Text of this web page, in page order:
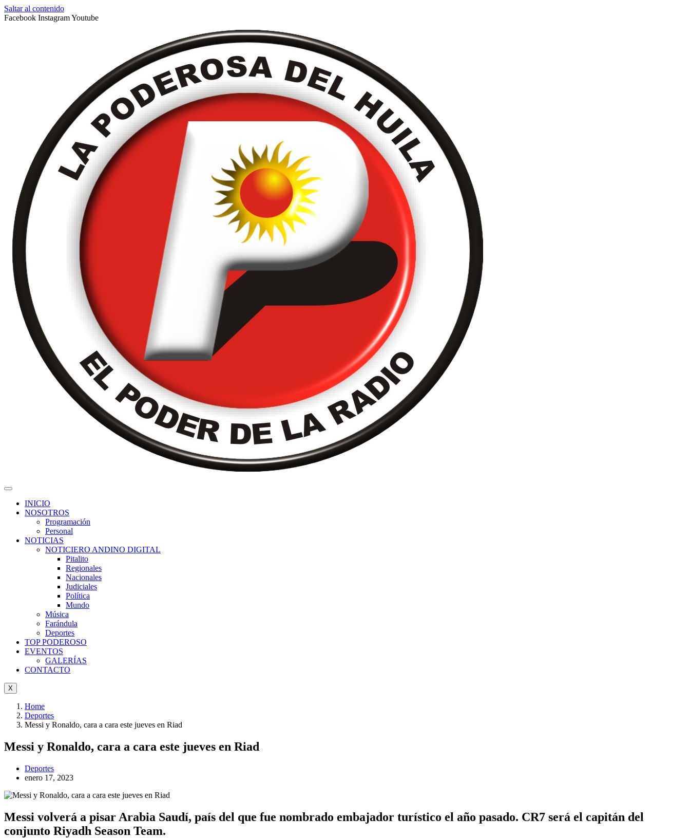
Saltar al contenido
Facebook InstagramYoutube
INICIO
NOSOTROS
Programación
Personal
NOTICIAS
NOTICIERO ANDINO DIGITAL
Pitalito
Regionales
Nacionales
Judiciales
Política
Mundo
Música
Farándula
Deportes
TOP PODEROSO
EVENTOS
GALERÍAS
CONTACTO
X
Home
Deportes
Messi y Ronaldo, cara a cara este jueves en Riad
Messi y Ronaldo, cara a cara este jueves en Riad
Deportes
enero 17, 2023
Messi volverá a pisar Arabia Saudí, país del que fue nombrado embajador turístico el año pasado. CR7 será el capitán del
conjunto Riyadh Season Team.